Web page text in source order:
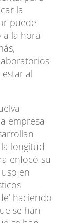
la
puede
la hora
al
empresa
longitud
enfocó su
en
haciendo
se han